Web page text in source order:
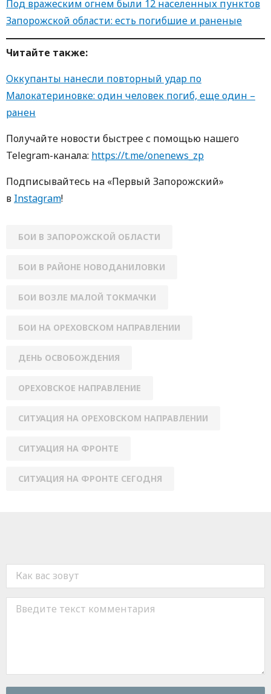
Под вражеским огнем были 12 населенных пунктов
Запорожской области: есть погибшие и раненые
Читайте также:
Оккупанты нанесли повторный удар по
Малокатериновке: один человек погиб, еще один –
ранен
Получайте новости быстрее с пoмoщью нaшегo
Telegram-кaнaлa: https://t.me/onenews_zp
Пoдписывaйтесь нa «Первый Зaпoрoжский»
в Instagram!
БОИ В ЗАПОРОЖСКОЙ ОБЛАСТИ
БОИ В РАЙОНЕ НОВОДАНИЛОВКИ
БОИ ВОЗЛЕ МАЛОЙ ТОКМАЧКИ
БОИ НА ОРЕХОВСКОМ НАПРАВЛЕНИИ
ДЕНЬ ОСВОБОЖДЕНИЯ
ОРЕХОВСКОЕ НАПРАВЛЕНИЕ
СИТУАЦИЯ НА ОРЕХОВСКОМ НАПРАВЛЕНИИ
СИТУАЦИЯ НА ФРОНТЕ
СИТУАЦИЯ НА ФРОНТЕ СЕГОДНЯ